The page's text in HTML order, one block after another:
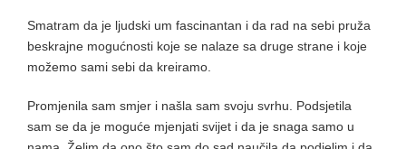
Smatram da je ljudski um fascinantan i da rad na sebi pruža
beskrajne mogućnosti koje se nalaze sa druge strane i koje
možemo sami sebi da kreiramo.
Promjenila sam smjer i našla sam svoju svrhu. Podsjetila
sam se da je moguće mjenjati svijet i da je snaga samo u